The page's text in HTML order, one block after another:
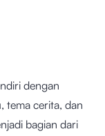
dengan
tema cerita, dan
bagian dari